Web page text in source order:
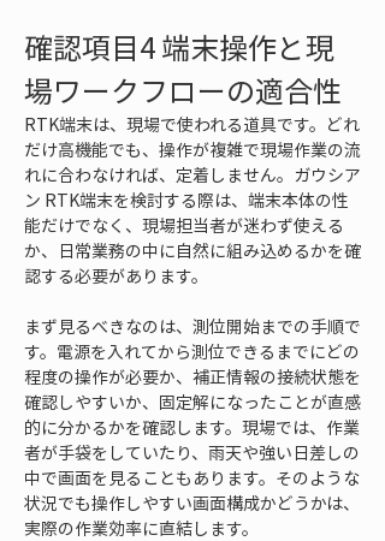
確認項目4 端末操作と現
場ワークフローの適合性
RTK端末は、現場で使われる道具です。どれ
だけ高機能でも、操作が複雑で現場作業の流
れに合わなければ、定着しません。ガウシア
ン RTK端末を検討する際は、端末本体の性
能だけでなく、現場担当者が迷わず使える
か、日常業務の中に自然に組み込めるかを確
認する必要があります。
まず見るべきなのは、測位開始までの手順で
す。電源を入れてから測位できるまでにどの
程度の操作が必要か、補正情報の接続状態を
確認しやすいか、固定解になったことが直感
的に分かるかを確認します。現場では、作業
者が手袋をしていたり、雨天や強い日差しの
中で画面を見ることもあります。そのような
状況でも操作しやすい画面構成かどうかは、
実際の作業効率に直結します。